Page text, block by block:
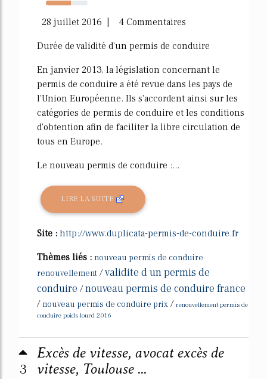
60%
28 juillet 2016 | 4 Commentaires
Durée de validité d'un permis de conduire
En janvier 2013, la législation concernant le
permis de conduire a été revue dans les pays de
l'Union Européenne. Ils s'accordent ainsi sur les
catégories de permis de conduire et les conditions
d'obtention afin de faciliter la libre circulation de
tous en Europe.
Le nouveau permis de conduire :...
LIRE LA SUITE
Site : http://www.duplicata-permis-de-conduire.fr
Thèmes liés : nouveau permis de conduire
renouvellement /validite d un permis de
conduire /nouveau permis de conduire france
/ nouveau permis de conduire prix / renouvellement permis de
conduire poids lourd 2016
3
Excès de vitesse, avocat excès de
vitesse, Toulouse ...